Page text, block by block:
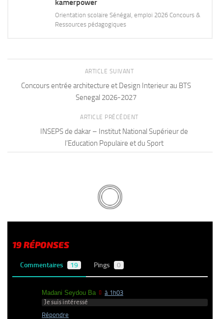
kamerpower
Orientation scolaire Sénégal, emploi 2026 Concours &
Ressources pédagogiques
ARTICLE SUIVANT
Concours entrée architecture et Design Interieur au BTS
Senegal 2026-2027
ARTICLE PRÉCÉDENT
INSEPS de dakar – Institut National Supérieur de
l’Education Populaire et du Sport
19 RÉPONSES
Commentaires 19 Pings 0
Madani Seydou Ba à 1h03
Je suis intéressé
Répondre